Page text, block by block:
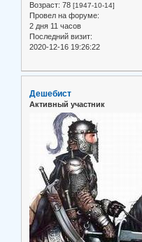
Возраст: 78 [1947-10-14]
Провел на форуме:
2 дня 11 часов
Последний визит:
2020-12-16 19:26:22
Дешебист
Активный участник